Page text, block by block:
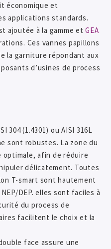
économique et
applications standards.
ajoutée à la gamme etGEA
Ces vannes papillons
la garniture répondant aux
d’usines de process
304 (1.4301) ou AISI 316L
sont robustes. La zone du
afin de réduire
délicatement. Toutes
T-smart sont hautement
DEP. elles sont faciles à
du process de
facilitent le choix et la
face assure une